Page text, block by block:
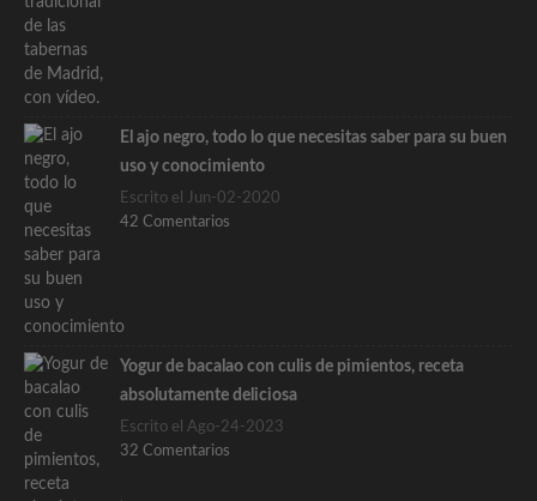
El ajo negro, todo lo que necesitas saber para su buen
uso y conocimiento
Escrito el Jun-02-2020
42 Comentarios
Yogur de bacalao con culis de pimientos, receta
absolutamente deliciosa
Escrito el Ago-24-2023
32 Comentarios